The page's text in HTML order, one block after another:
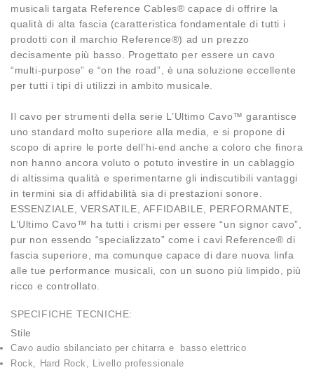
musicali targata Reference Cables® capace di offrire la
qualità di alta fascia (caratteristica fondamentale di tutti i
prodotti con il marchio Reference®) ad un prezzo
decisamente più basso. Progettato per essere un cavo
“multi-purpose” e “on the road”, è una soluzione eccellente
per tutti i tipi di utilizzi in ambito musicale.
Il cavo per strumenti della serie L’Ultimo Cavo™ garantisce
uno standard molto superiore alla media, e si propone di
scopo di aprire le porte dell’hi-end anche a coloro che finora
non hanno ancora voluto o potuto investire in un cablaggio
di altissima qualità e sperimentarne gli indiscutibili vantaggi
in termini sia di affidabilità sia di prestazioni sonore.
ESSENZIALE, VERSATILE, AFFIDABILE, PERFORMANTE,
L’Ultimo Cavo™ ha tutti i crismi per essere “un signor cavo”,
pur non essendo “specializzato” come i cavi Reference® di
fascia superiore, ma comunque capace di dare nuova linfa
alle tue performance musicali, con un suono più limpido, più
ricco e controllato.
SPECIFICHE TECNICHE:
Stile
Cavo audio sbilanciato per chitarra e basso elettrico
Rock, Hard Rock, Livello professionale